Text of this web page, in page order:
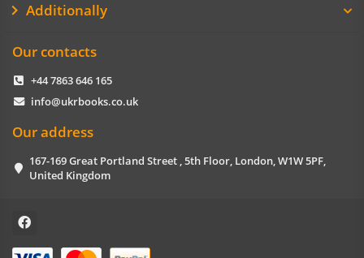
Additionally
Our contacts
+44 7863 646 165
info@ukrbooks.co.uk
Our address
167-169 Great Portland Street , 5th Floor, London, W1W 5PF,
United Kingdom